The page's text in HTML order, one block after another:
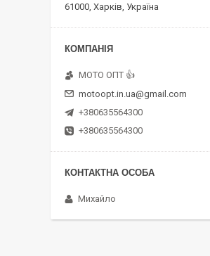
61000, Харків, Україна
MOTO OПT 👍
motoopt.in.ua@gmail.com
+380635564300
+380635564300
Михайло